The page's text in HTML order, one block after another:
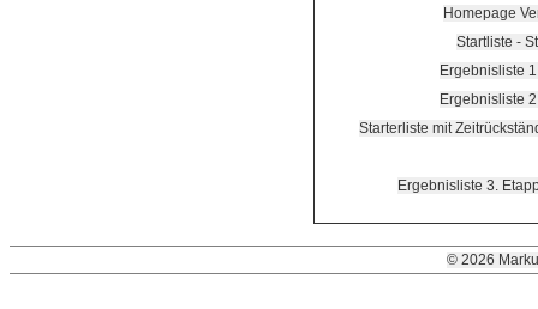
Homepage
Startliste -
Ergebnisliste
Ergebnisliste
Starterliste mit
Ergebnisliste 3.
© 2026